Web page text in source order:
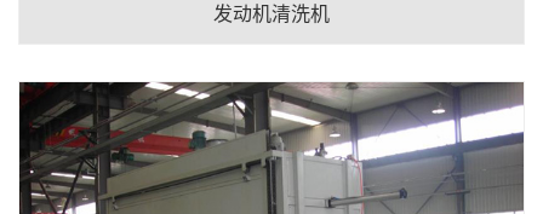
发动机清洗机